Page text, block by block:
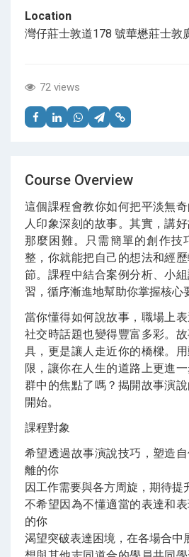
Location
灣仔莊士敦道178 號華懋莊士敦
72 views
Course Overview
這個課程會教你如何把平淡無
人印象深刻的故事。其實，講
那麼困難。只需簡單的創作技
整，你就能把自己的想法和經
節。課程中結合案例分析、小
習，循序漸進地幫助你掌握核心
當你懂得如何說故事，職場上
社交時話題也變得豐富多彩。
具，更是讓人走近你的橋樑。
限，讓你在人生的道路上更進
群中的焦點了嗎？揭開故事演
開始。
課程對象
希望透過故事演說技巧，塑造
離的你
因工作需要與各方周旋，期待提
不希望因為不懂適當的表達和
的你
渴望突破表達困境，在各場合中